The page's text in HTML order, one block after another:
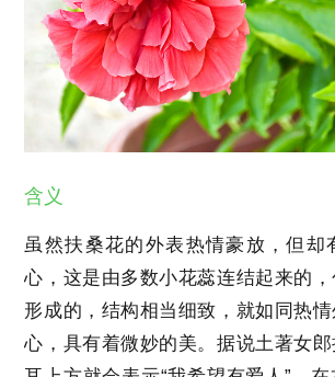
含义
虽然扶桑花的外表热情豪放，但却
心，这是由多数小花蕊连结起来的
形成的，结构相当细致，就如同热
心，具有着微妙的美。据说土著女